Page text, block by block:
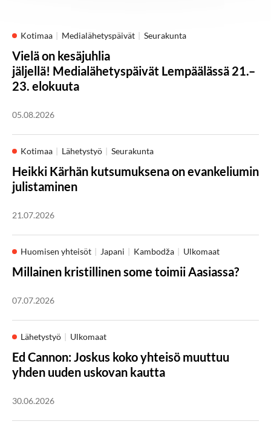
Kotimaa Medialähetyspäivät Seurakunta
Vielä on kesäjuhlia
jäljellä! Medialähetyspäivät Lempäälässä 21.–
23. elokuuta
05.08.2026
Kotimaa Lähetystyö Seurakunta
Heikki Kärhän kutsumuksena on evankeliumin
julistaminen
21.07.2026
Huomisen yhteisöt Japani Kambodža Ulkomaat
Millainen kristillinen some toimii Aasiassa?
07.07.2026
Lähetystyö Ulkomaat
Ed Cannon: Joskus koko yhteisö muuttuu
yhden uuden uskovan kautta
30.06.2026